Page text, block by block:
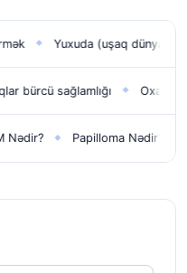
◆ Yuxuda (uşaq dünyaya
bürcü sağlamlığı ◆ Oxatan
◆ Papilloma Nədir?